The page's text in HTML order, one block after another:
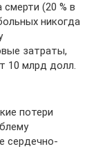
(20 % в
никогда
затраты,
10 млрд долл.
потери
сердечно-